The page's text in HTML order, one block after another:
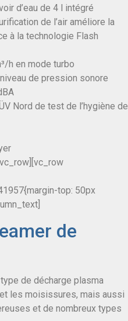
d’eau de 4 l intégré
de l’air améliore la
à la technologie Flash
h en mode turbo
de pression sonore
Nord de test de l’hygiène de
top: 50px
de
de décharge plasma
les moisissures, mais aussi
et de nombreux types